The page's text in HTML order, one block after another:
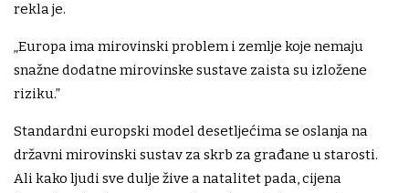
rekla je.
„Europa ima mirovinski problem i zemlje koje nemaju
snažne dodatne mirovinske sustave zaista su izložene
riziku.”
Standardni europski model desetljećima se oslanja na
državni mirovinski sustav za skrb za građane u starosti.
Ali kako ljudi sve dulje žive a natalitet pada, cijena